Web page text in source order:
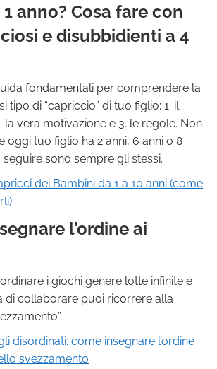
anno? Cosa fare con
e disubbidienti a 4
fondamentali per comprendere la
tipo di “capriccio” di tuo figlio: 1. il
la vera motivazione e 3. le regole. Non
oggi tuo figlio ha 2 anni, 6 anni o 8
seguire sono sempre gli stessi.
dei Bambini da 1 a 10 anni (come
l’ordine ai
i giochi genere lotte infinite e
di collaborare puoi ricorrere alla
disordinati: come insegnare l’ordine
svezzamento